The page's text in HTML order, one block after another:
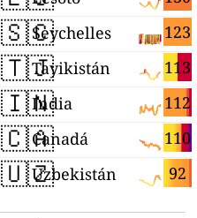
🇸🇨 123
Seychelles
🇹🇯 113
Tayikistán
🇮🇳 112
India
🇨🇦 110
Canadá
🇺🇿 92
Uzbekistán